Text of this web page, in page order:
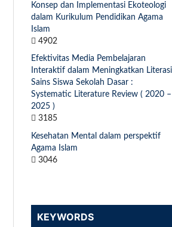
Konsep dan Implementasi Ekoteologi
dalam Kurikulum Pendidikan Agama
Islam
4902
Efektivitas Media Pembelajaran
Interaktif dalam Meningkatkan Literasi
Sains Siswa Sekolah Dasar :
Systematic Literature Review ( 2020 –
2025 )
3185
Kesehatan Mental dalam perspektif
Agama Islam
3046
KEYWORDS